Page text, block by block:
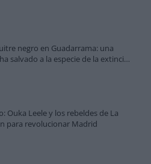
negro en Guadarrama: una
salvado a la especie de la extinci…
Ouka Leele y los rebeldes de La
para revolucionar Madrid